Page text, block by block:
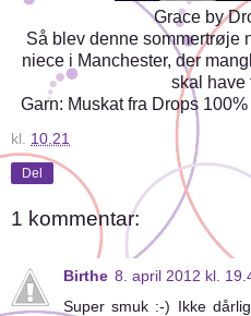
Grace by
Så blev denne
niece i Manchester, der
skal have
Garn: Muskat fra Drops
kl. 10.21
Del
1 kommentar:
Birthe 8. april 2012 kl.
Super smuk :-) Ikke